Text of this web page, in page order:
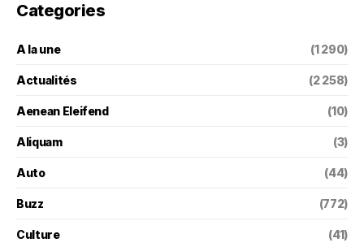
Categories
A la une (1 290)
Actualités (2 258)
Aenean Eleifend (10)
Aliquam (3)
Auto (44)
Buzz (772)
Culture (41)